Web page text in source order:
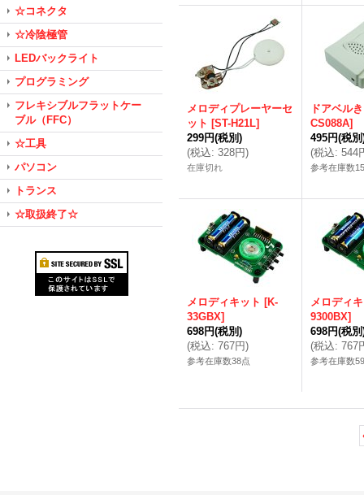
☆コネクタ
☆冷陰極管
LEDバックライト
プログラミング
フレキシブルフラットケー
ブル（FFC）
☆工具
パソコン
トランス
☆取扱終了☆
メロディプレーヤーセ
ット [ST-H21L]
299円(税別)
(税込: 328円)
在庫切れ
ドアベル
CS088A]
495円(税別
(税込: 544
参考在庫数
メロディキット [K-
33GBX]
698円(税別)
(税込: 767円)
参考在庫数38点
メロディ
9300BX]
698円(税別
(税込: 767
参考在庫数